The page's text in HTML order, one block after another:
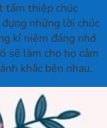
tấm thiệp chúc
những lời chúc
kỉ niệm đáng nhớ
sẽ làm cho họ cảm
khắc bên nhau.